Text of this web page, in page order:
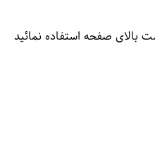
بالای صفحه استفاده نمائید